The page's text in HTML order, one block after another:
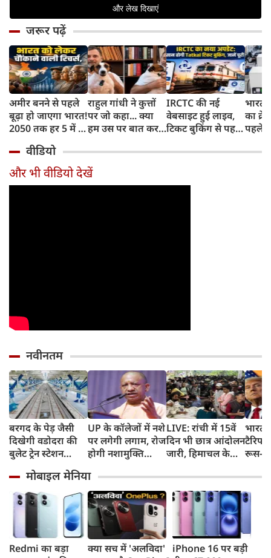
जरूर पढ़ें
अमीर बनने से पहले
बूढ़ा हो जाएगा भारत!
2050 तक हर 5 में 1
साल से ज्यादा उम्र का
राहुल गांधी ने कुत्तों
पर जो कहा... क्या
हम उस पर बात कर
IRCTC की नई
वेबसाइट हुई लाइव,
टिकट बुकिंग से पहले
काम, जानें पूरा
भारत
का
पहले
और
वीडियो
और भी वीडियो देखें
नवीनतम
बरगद के पेड़ जैसी
दिखेगी वडोदरा की
बुलेट ट्रेन स्टेशन
जैसी सुविधाएं देख रह
जाएंगे दंग
UP के कॉलेजों में नशे
पर लगेगी लगाम, रोज
होगी नशामुक्ति
मीटर दायरे में बिक्री
पर सख्ती
LIVE: रांची में 15वें
दिन भी छात्र आंदोलन
जारी, हिमाचल के
गिरी
भारत
टैरिफ
रूस-
का
बिल
मोबाइल मेनिया
Redmi का बड़ा
क्या सच में 'अलविदा'
iPhone 16 पर बड़ी